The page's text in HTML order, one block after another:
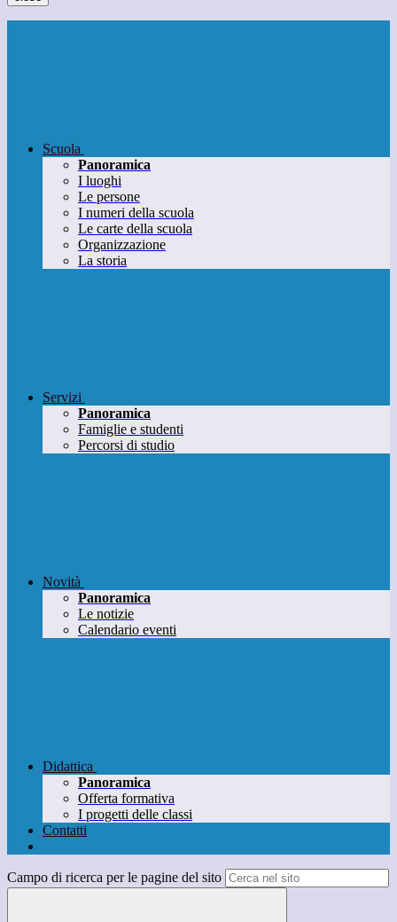
Scuola
Panoramica
I luoghi
Le persone
I numeri della scuola
Le carte della scuola
Organizzazione
La storia
Servizi
Panoramica
Famiglie e studenti
Percorsi di studio
Novità
Panoramica
Le notizie
Calendario eventi
Didattica
Panoramica
Offerta formativa
I progetti delle classi
Contatti
Campo di ricerca per le pagine del sito